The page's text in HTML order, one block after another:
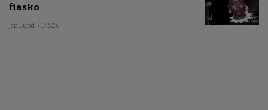
fiasko
Jan Lund / 17.5.26